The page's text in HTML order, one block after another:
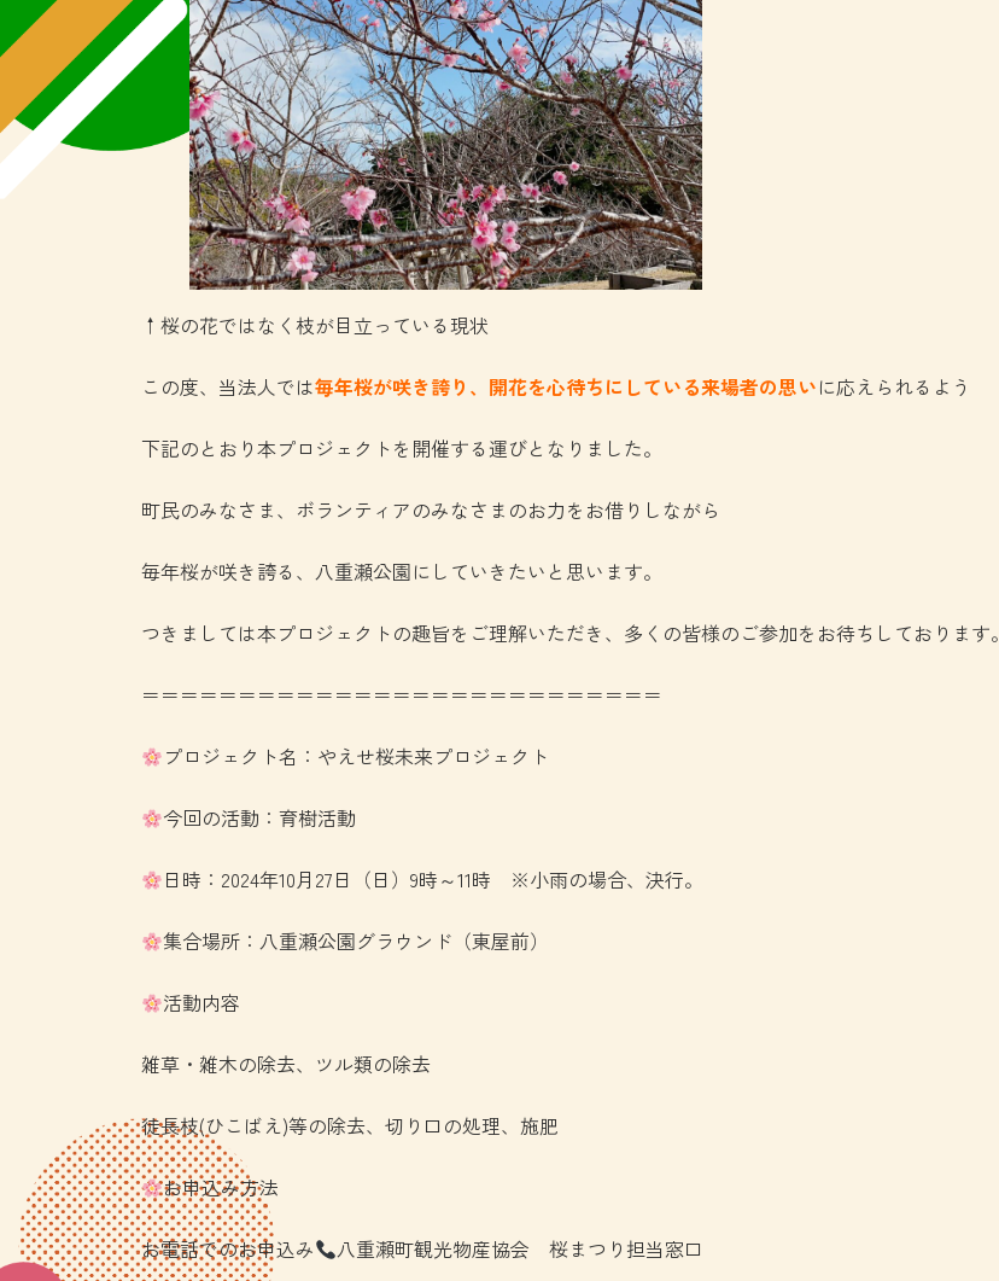
↑桜の花ではなく枝が目立っている現状
この度、当法人では毎年桜が咲き誇り、開花を心待ちにしている来場者の思いに応えられるよう
下記のとおり本プロジェクトを開催する運びとなりました。
町民のみなさま、ボランティアのみなさまのお力をお借りしながら
毎年桜が咲き誇る、八重瀬公園にしていきたいと思います。
つきましては本プロジェクトの趣旨をご理解いただき、多くの皆様のご参加をお待ちしております。
＝＝＝＝＝＝＝＝＝＝＝＝＝＝＝＝＝＝＝＝＝＝＝＝＝＝＝
プロジェクト名：やえせ桜未来プロジェクト
今回の活動：育樹活動
日時：2024年10月27日（日）9時～11時 ※小雨の場合、決行。
集合場所：八重瀬公園グラウンド（東屋前）
活動内容
雑草・雑木の除去、ツル類の除去
徒長枝(ひこばえ)等の除去、切り口の処理、施肥
お申込み方法
お電話でのお申込み 八重瀬町観光物産協会 桜まつり担当窓口